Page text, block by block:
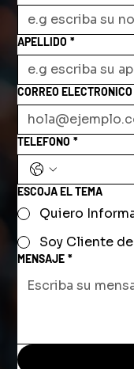
APELLIDO *
CORREO ELECTRONICO
TELEFONO *
ESCOJA EL TEMA
Quiero
Soy Cliente
MENSAJE *